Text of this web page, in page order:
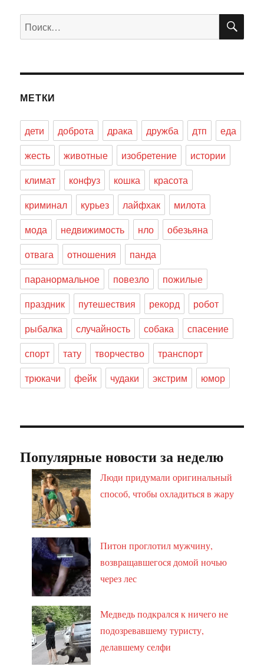
Искать:
МЕТКИ
дети доброта драка дружба дтп
еда
жесть
животные изобретение
истории
климат
конфуз кошка
красота
криминал
курьез лайфхак
милота
мода
недвижимость нло
обезьяна
отвага
отношения
панда
паранормальное
повезло
пожилые
праздник
путешествия рекорд
робот
рыбалка
случайность собака
спасение
спорт
тату творчество
транспорт
трюкачи
фейк чудаки экстрим юмор
Популярные новости за неделю
Люди придумали оригинальный
способ, чтобы охладиться в жару
Питон проглотил мужчину,
возвращавшегося домой ночью
через лес
Медведь подкрался к ничего не
подозревавшему туристу,
делавшему селфи